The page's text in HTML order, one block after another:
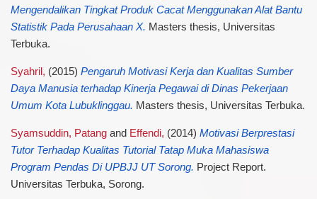
Mengendalikan Tingkat Produk Cacat Menggunakan Alat Bantu
Statistik Pada Perusahaan X. Masters thesis, Universitas
Terbuka.
Syahril, (2015) Pengaruh Motivasi Kerja dan Kualitas Sumber
Daya Manusia terhadap Kinerja Pegawai di Dinas Pekerjaan
Umum Kota Lubuklinggau. Masters thesis, Universitas Terbuka.
Syamsuddin, Patangand Effendi, (2014) Motivasi Berprestasi
Tutor Terhadap Kualitas Tutorial Tatap Muka Mahasiswa
Program Pendas Di UPBJJ UT Sorong. Project Report.
Universitas Terbuka, Sorong.